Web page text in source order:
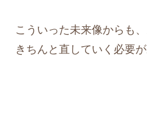
こういった未来像からも
きちんと直していく必要が